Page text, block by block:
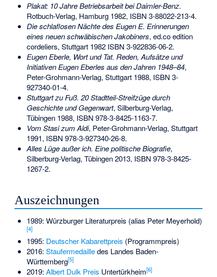
Plakat: 10 Jahre Betriebsarbeit bei Daimler-Benz.
Rotbuch-Verlag, Hamburg 1982, ISBN 3-88022-213-4.
Die schlaflosen Nächte des Eugen E. Erinnerungen
eines neuen schwäbischen Jakobiners, ed.co edition
cordeliers, Stuttgart 1982 ISBN 3-922836-06-2.
Eugen Eberle, Wort und Tat. Reden, Aufsätze und
Initiativen Eugen Eberles aus den Jahren 1948–84,
Peter-Grohmann-Verlag, Stuttgart 1988, ISBN 3-
927340-01-4.
Stuttgart zu Fuß. 20 Stadtteil-Streifzüge durch
Geschichte und Gegenwart, Silberburg-Verlag,
Tübingen 1988, ISBN 978-3-8425-1163-7.
Vom Stasi zum Aldi, Peter-Grohmann-Verlag, Stuttgart
1991, ISBN 978-3-927340-26-8.
Alles Lüge außer ich. Eine politische Biografie,
Silberburg-Verlag, Tübingen 2013, ISBN 978-3-8425-
1267-2.
Auszeichnungen
1989: Würzburger Literaturpreis (alias Peter Meyerhold)
[4]
1995: Deutscher Kabarettpreis (Programmpreis)
2016: Staufermedailledes Landes Baden-
Württemberg[5]
2019: Albert Dulk Preis Untertürkheim[6]